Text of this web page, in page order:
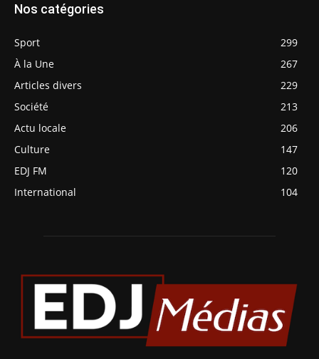
Nos catégories
Sport
299
À la Une
267
Articles divers
229
Société
213
Actu locale
206
Culture
147
EDJ FM
120
International
104